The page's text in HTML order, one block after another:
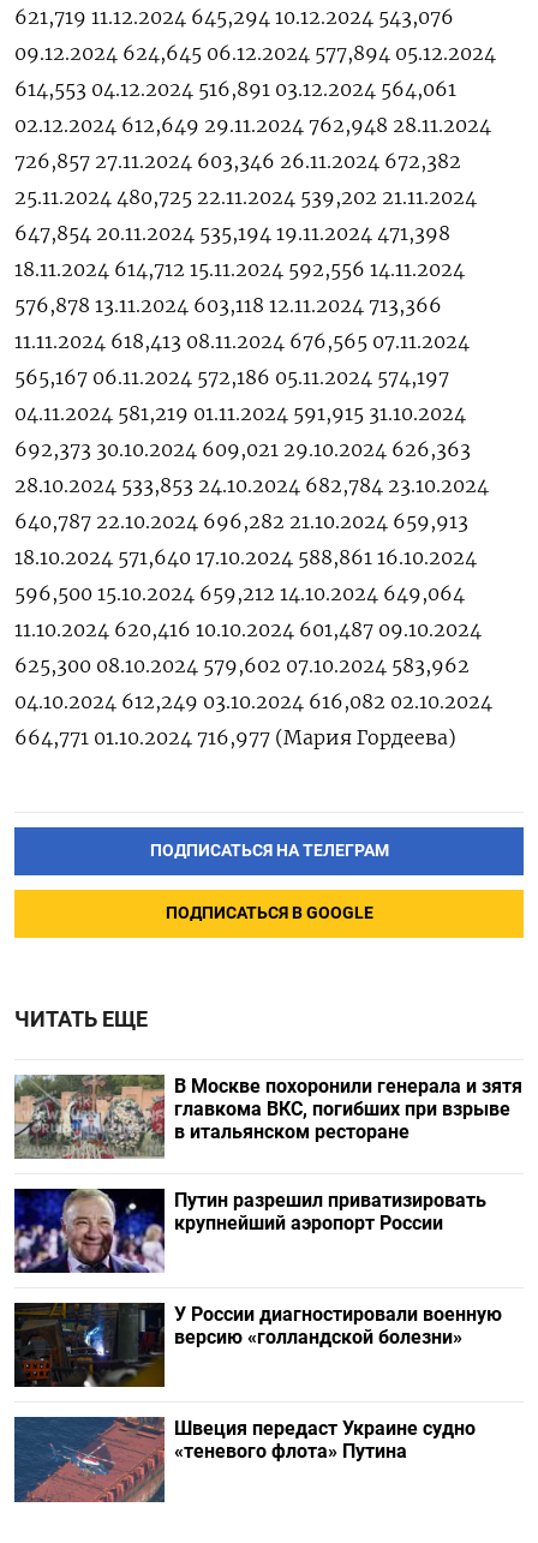
621,719 11.12.2024 645,294 10.12.2024 543,076
09.12.2024 624,645 06.12.2024 577,894 05.12.2024
614,553 04.12.2024 516,891 03.12.2024 564,061
02.12.2024 612,649 29.11.2024 762,948 28.11.2024
726,857 27.11.2024 603,346 26.11.2024 672,382
25.11.2024 480,725 22.11.2024 539,202 21.11.2024
647,854 20.11.2024 535,194 19.11.2024 471,398
18.11.2024 614,712 15.11.2024 592,556 14.11.2024
576,878 13.11.2024 603,118 12.11.2024 713,366
11.11.2024 618,413 08.11.2024 676,565 07.11.2024
565,167 06.11.2024 572,186 05.11.2024 574,197
04.11.2024 581,219 01.11.2024 591,915 31.10.2024
692,373 30.10.2024 609,021 29.10.2024 626,363
28.10.2024 533,853 24.10.2024 682,784 23.10.2024
640,787 22.10.2024 696,282 21.10.2024 659,913
18.10.2024 571,640 17.10.2024 588,861 16.10.2024
596,500 15.10.2024 659,212 14.10.2024 649,064
11.10.2024 620,416 10.10.2024 601,487 09.10.2024
625,300 08.10.2024 579,602 07.10.2024 583,962
04.10.2024 612,249 03.10.2024 616,082 02.10.2024
664,771 01.10.2024 716,977 (Мария Гордеева)
ПОДПИСАТЬСЯ НА ТЕЛЕГРАМ
ПОДПИСАТЬСЯ В GOOGLE
ЧИТАТЬ ЕЩЕ
В Москве похоронили генерала и зятя
главкома ВКС, погибших при взрыве
в итальянском ресторане
Путин разрешил приватизировать
крупнейший аэропорт России
У России диагностировали военную
версию «голландской болезни»
Швеция передаст Украине судно
«теневого флота» Путина